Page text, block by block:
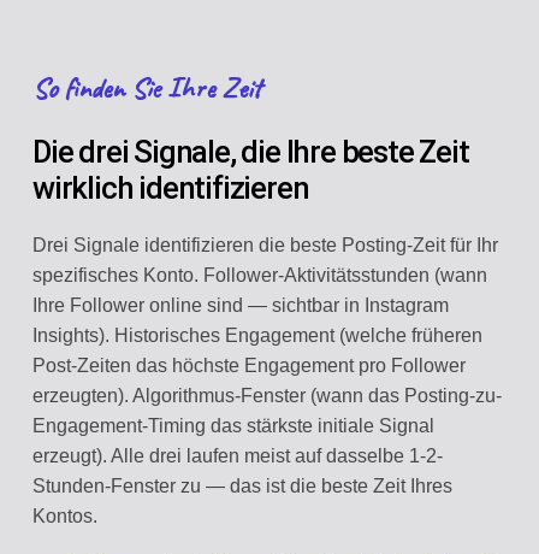
So finden Sie Ihre Zeit
Die drei Signale, die Ihre beste Zeit
wirklich identifizieren
Drei Signale identifizieren die beste Posting-Zeit für Ihr
spezifisches Konto. Follower-Aktivitätsstunden (wann
Ihre Follower online sind — sichtbar in Instagram
Insights). Historisches Engagement (welche früheren
Post-Zeiten das höchste Engagement pro Follower
erzeugten). Algorithmus-Fenster (wann das Posting-zu-
Engagement-Timing das stärkste initiale Signal
erzeugt). Alle drei laufen meist auf dasselbe 1-2-
Stunden-Fenster zu — das ist die beste Zeit Ihres
Kontos.